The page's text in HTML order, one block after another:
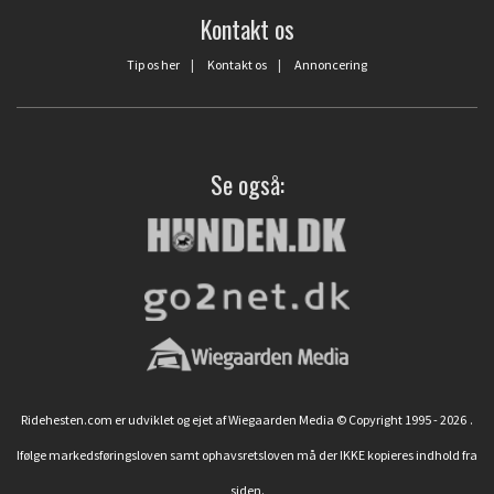
Kontakt os
Tip os her | Kontakt os | Annoncering
Se også:
Ridehesten.com er udviklet og ejet af Wiegaarden Media © Copyright 1995 - 2026 .
Ifølge markedsføringsloven samt ophavsretsloven må der IKKE kopieres indhold fra
siden.